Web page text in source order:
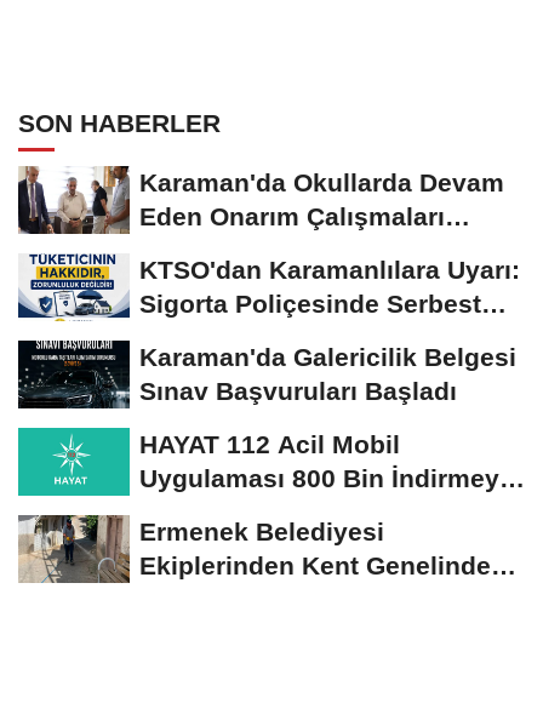
SON HABERLER
Karaman'da Okullarda Devam
Eden Onarım Çalışmaları
KTSO'dan Karamanlılara Uyarı:
Sigorta Poliçesinde Serbest
Karaman'da Galericilik Belgesi
Sınav Başvuruları Başladı
HAYAT 112 Acil Mobil
Uygulaması 800 Bin İndirmeyi
Ermenek Belediyesi
Ekiplerinden Kent Genelinde